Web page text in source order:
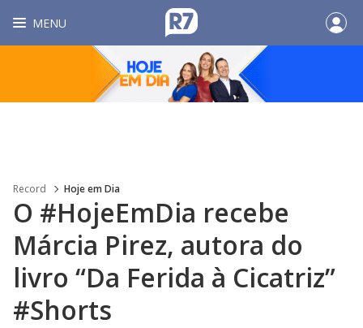
MENU
Record Hoje em Dia
O #HojeEmDia recebe
Márcia Pirez, autora do
livro “Da Ferida à Cicatriz”
#Shorts